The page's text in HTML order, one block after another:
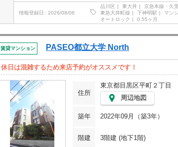
情報登録日 2026/08/06
品川区 東大井 京急本線・久
東急大井町線
下神明駅 マン
オートロック
0.55ヶ月
賃貸マンション PASEO都立大学 North
休日は混雑するため来店予約がオススメです！
住所
東京都目黒区平町２丁目
周辺地図
築年 2022年09月（築3年）
階建 3階建 (地下1階)